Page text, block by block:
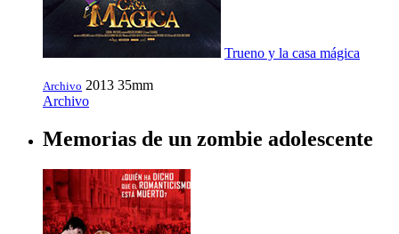
Trueno y la casa mágica
Archivo 2013 35mm
Archivo
Memorias de un zombie adolescente